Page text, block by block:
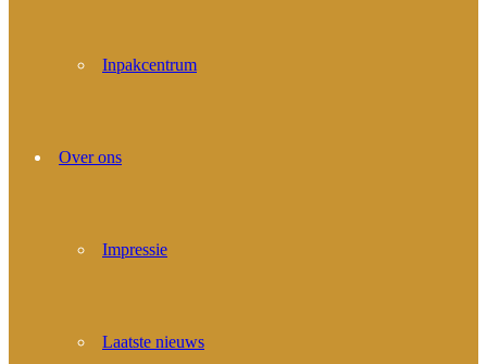
Inpakcentrum
Over ons
Impressie
Laatste nieuws